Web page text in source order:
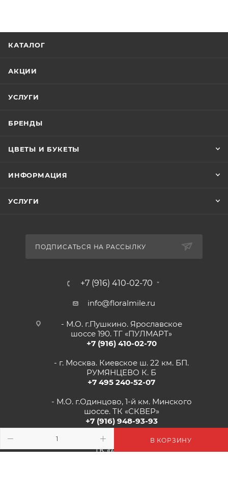
В КОРЗИНУ
КАТАЛОГ
АКЦИИ
УСЛУГИ
БРЕНДЫ
ЦВЕТЫ И БУКЕТЫ
ИНФОРМАЦИЯ
УСЛУГИ
ПОДПИСАТЬСЯ НА РАССЫЛКУ
+7 (916) 410-02-70
info@floralmile.ru
- М.О. г.Пушкино. Ярославское
шоссе 190. ТГ «ПУЛМАРТ»
+7 (916) 410-02-70
- г. Москва. Киевское ш. 22 км. БП.
РУМЯНЦЕВО К. Б
+7 495 240-52-07
- М.О. г.Одинцово, 1-й км. Минского
шоссе. ТК «СКВЕР»
+7 (916) 948-93-93
- г.Рязань, Солотчинское шоссе д.2
ТК «АВРОРА»